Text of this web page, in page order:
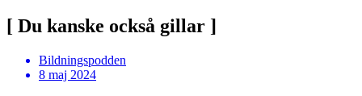
[ Du kanske också gillar ]
Bildningspodden
8 maj 2024